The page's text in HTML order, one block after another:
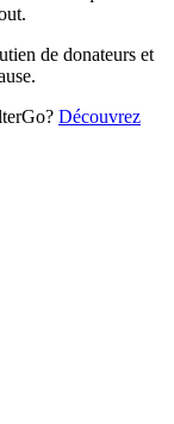
de donateurs et
Découvrez